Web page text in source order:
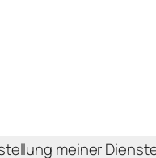
meiner